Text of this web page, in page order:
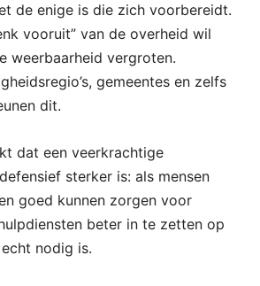
de enige is die zich voorbereidt.
vooruit” van de overheid wil
weerbaarheid vergroten.
gemeentes en zelfs
dit.
dat een veerkrachtige
sterker is: als mensen
goed kunnen zorgen voor
beter in te zetten op
nodig is.